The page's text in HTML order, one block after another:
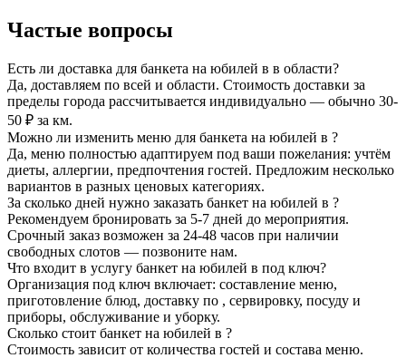
Частые вопросы
Есть ли доставка для банкета на юбилей в в области?
Да, доставляем по всей и области. Стоимость доставки за
пределы города рассчитывается индивидуально — обычно 30-
50 ₽ за км.
Можно ли изменить меню для банкета на юбилей в ?
Да, меню полностью адаптируем под ваши пожелания: учтём
диеты, аллергии, предпочтения гостей. Предложим несколько
вариантов в разных ценовых категориях.
За сколько дней нужно заказать банкет на юбилей в ?
Рекомендуем бронировать за 5-7 дней до мероприятия.
Срочный заказ возможен за 24-48 часов при наличии
свободных слотов — позвоните нам.
Что входит в услугу банкет на юбилей в под ключ?
Организация под ключ включает: составление меню,
приготовление блюд, доставку по , сервировку, посуду и
приборы, обслуживание и уборку.
Сколько стоит банкет на юбилей в ?
Стоимость зависит от количества гостей и состава меню.